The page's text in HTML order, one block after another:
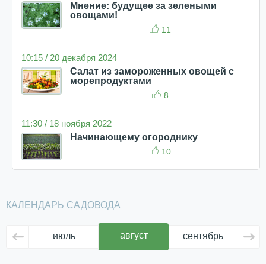
Мнение: будущее за зелеными
овощами!
11
10:15 / 20 декабря 2024
Салат из замороженных овощей с
морепродуктами
8
11:30 / 18 ноября 2022
Начинающему огороднику
10
КАЛЕНДАРЬ САДОВОДА
июль август сентябрь